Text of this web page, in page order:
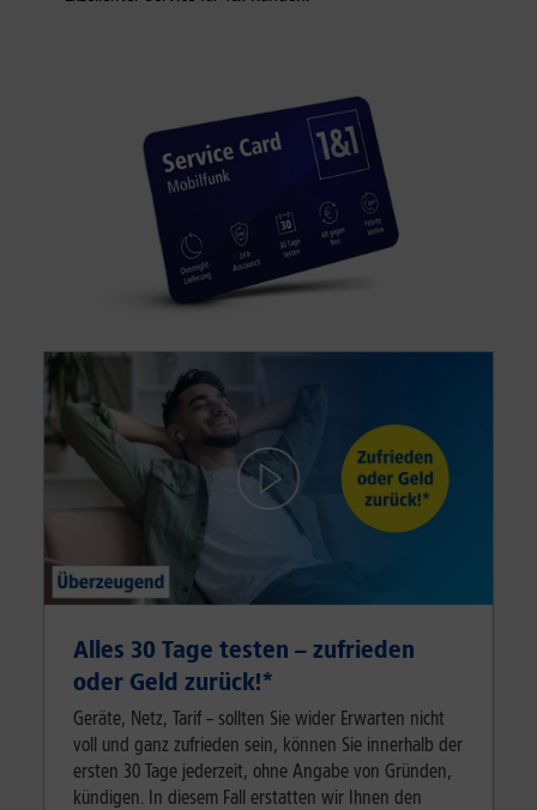
Alles 30 Tage testen – zufrieden
oder Geld zurück!⁠*
Geräte, Netz, Tarif – sollten Sie wider Erwarten nicht
voll und ganz zufrieden sein, können Sie innerhalb der
ersten 30 Tage jederzeit, ohne Angabe von Gründen,
kündigen. In diesem Fall erstatten wir Ihnen den